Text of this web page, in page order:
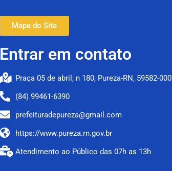
Mapa do Site
Entrar em contato
Praça 05 de abril, n 180, Pureza-RN, 59582-000
(84) 99461-6390
prefeituradepureza@gmail.com
https://www.pureza.rn.gov.br
Atendimento ao Público das 07h as 13h